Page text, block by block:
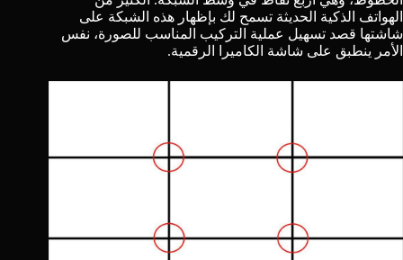
الهواتف الذكية الحديثة تسمح لك بإظهار هذه الشبكة على
شاشتها قصد تسهيل عملية التركيب المناسب للصورة، نفس
الأمر ينطبق على شاشة الكاميرا الرقمية.